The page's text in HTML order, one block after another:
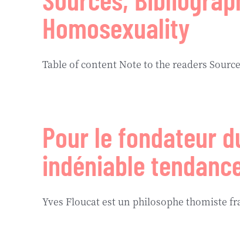
Homosexuality
Table of content Note to the readers
Pour le fondateur
indéniable
Yves Floucat est un philosophe thomiste